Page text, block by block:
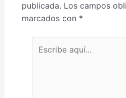
publicada. Los campos
marcados con *